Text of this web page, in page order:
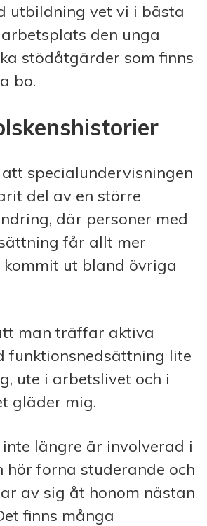
utbildning vet vi i bästa
den unga
stödåtgärder som finns
bo.
specialundervisningen
del av en större
där personer med
får allt mer
kommit ut bland övriga
man träffar aktiva
funktionsnedsättning lite
ute i arbetslivet och i
gläder mig.
längre är involverad i
hör forna studerande och
av sig åt honom nästan
finns många